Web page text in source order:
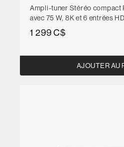
Ampli-tuner Stéréo compact
avec 75 W, 8K et 6 entrées
1 299 C$
AJOUTER AU